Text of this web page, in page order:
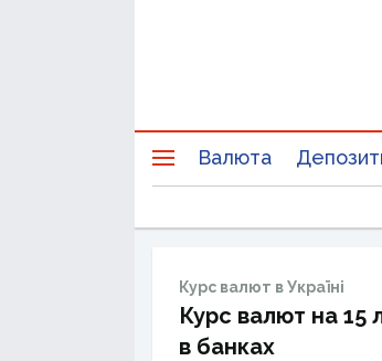
Валюта
Курс валют в Україні
Курс валют на 15
в банках